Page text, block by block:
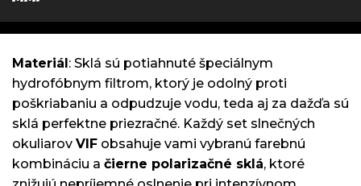
Materiál: Sklá sú potiahnuté špeciálnym
hydrofóbnym filtrom, ktorý je odolný proti
poškriabaniu a odpudzuje vodu, teda aj za dažďa sú
sklá perfektne priezračné. Každý set slnečných
okuliarov VIF obsahuje vami vybranú farebnú
kombináciu a čierne polarizačné sklá, ktoré